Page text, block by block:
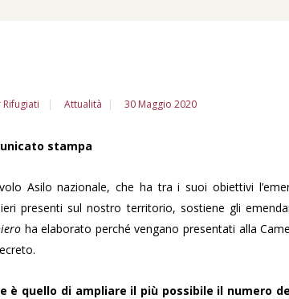
Rifugiati Attualità 30 Maggio 2020
stampa
Asilo nazionale, che ha tra i suoi obiettivi
presenti sul nostro territorio, sostiene gli
ha elaborato perché vengano presentati alla
è quello di ampliare il più possibile il numero